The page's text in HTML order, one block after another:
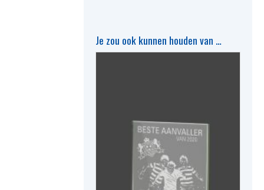
Je zou ook kunnen houden van …